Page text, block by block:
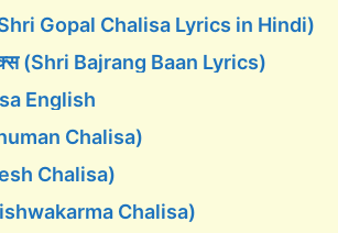
(Shri Gopal Chalisa Lyrics in Hindi)
(Shri Bajrang Baan Lyrics)
English
Chalisa)
Chalisa)
(Vishwakarma Chalisa)